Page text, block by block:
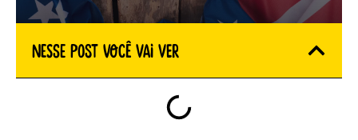
Nesse Post você vai ver